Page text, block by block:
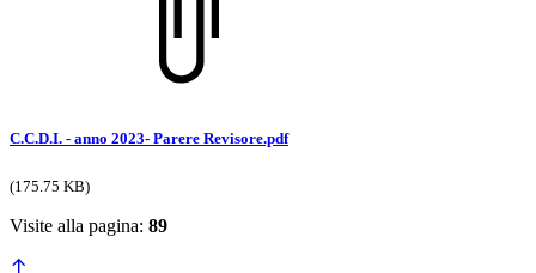
C.C.D.I. - anno 2023- Parere Revisore.pdf
(175.75 KB)
Visite alla pagina: 89